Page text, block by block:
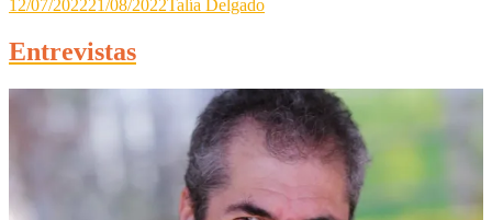
12/07/202221/08/2022Talía Delgado
Entrevistas